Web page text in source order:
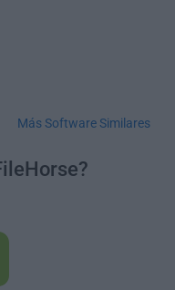
Más Software Similares